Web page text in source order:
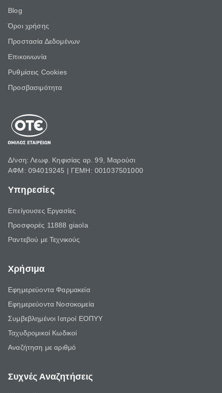
Blog
Όροι χρήσης
Προστασία Δεδομένων
Επικοινωνία
Ρυθμίσεις Cookies
Προσβασιμότητα
Δ/νση: Λεωφ. Κηφισίας αρ. 99, Μαρούσι
ΑΦΜ: 094019245 | ΓΕΜΗ: 001037501000
Υπηρεσίες
Επείγουσες Εργασίες
Προσφορές 11888 giaola
Ραντεβού με Τεχνικούς
Χρήσιμα
Εφημερεύοντα Φαρμακεία
Εφημερεύοντα Νοσοκομεία
Συμβεβλημένοι Ιατροί ΕΟΠΥΥ
Ταχυδρομικοί Κωδικοί
Αναζήτηση με αριθμό
Συχνές Αναζητήσεις